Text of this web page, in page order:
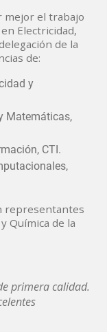
mejor el trabajo
Electricidad,
de la
de:
y
Matemáticas,
CTI.
representantes
Química de la
primera calidad.